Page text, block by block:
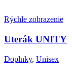
Rýchle zobrazenie
Uterák UNITY
Doplnky, Unisex